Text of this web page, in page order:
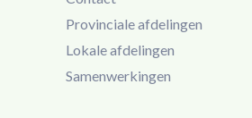
Provinciale afdelingen
Lokale afdelingen
Samenwerkingen